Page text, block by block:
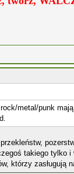
metal/punk
takiego tylko
którzy zasługują